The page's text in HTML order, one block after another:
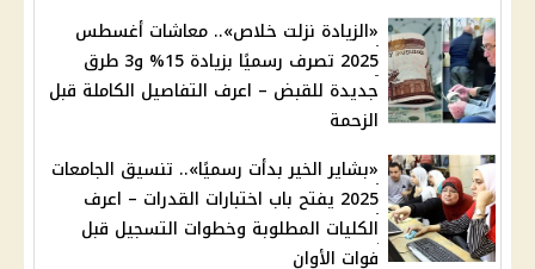
«الزيادة نزلت خلاص».. معاشات أغسطس
2025 تصرف رسميًا بزيادة 15% و3 طرق
جديدة للقبض – اعرف التفاصيل الكاملة قبل
الزحمة
«بشاير الخير بدأت رسميًا».. تنسيق الجامعات
2025 يفتح باب اختبارات القدرات – اعرف
الكليات المطلوبة وخطوات التسجيل قبل
فوات الأوان